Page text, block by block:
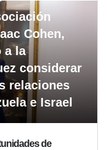
Cohen,
a la
considerar
relaciones
e Israel
de